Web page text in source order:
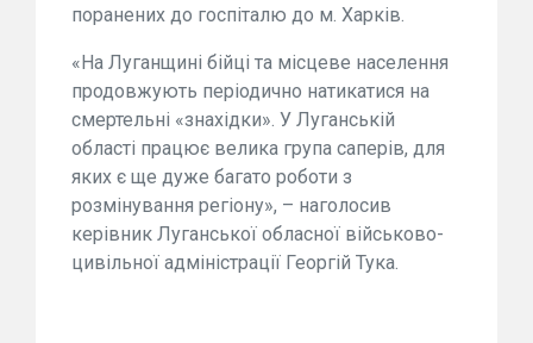
поранених до госпіталю до м. Харків.
«На Луганщині бійці та місцеве населення
продовжують періодично натикатися на
смертельні «знахідки». У Луганській
області працює велика група саперів, для
яких є ще дуже багато роботи з
розмінування регіону», – наголосив
керівник Луганської обласної військово-
цивільної адміністрації Георгій Тука.